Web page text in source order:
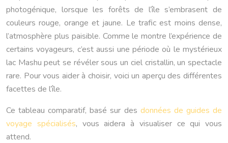
photogénique, lorsque les forêts de l’île s’embrasent de
couleurs rouge, orange et jaune. Le trafic est moins dense,
l’atmosphère plus paisible. Comme le montre l’expérience de
certains voyageurs, c’est aussi une période où le mystérieux
lac Mashu peut se révéler sous un ciel cristallin, un spectacle
rare. Pour vous aider à choisir, voici un aperçu des différentes
facettes de l’île.
Ce tableau comparatif, basé sur des données de guides de
voyage spécialisés, vous aidera à visualiser ce qui vous
attend.